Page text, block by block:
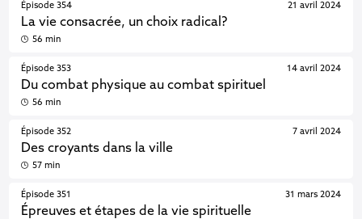
Épisode 354
La vie consacrée, un choix radical?
21 avril 2024
56 min
Épisode 353
Du combat physique au combat spirituel
14 avril 2024
56 min
Épisode 352
Des croyants dans la ville
7 avril 2024
57 min
Épisode 351
Épreuves et étapes de la vie spirituelle
31 mars 2024